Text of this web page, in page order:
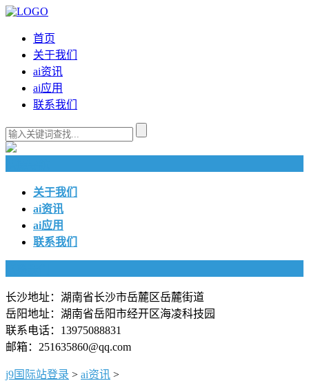
首页
关于我们
ai资讯
ai应用
联系我们
关于我们
ai资讯
ai应用
联系我们
长沙地址：湖南省长沙市岳麓区岳麓街道
岳阳地址：湖南省岳阳市经开区海凌科技园
联系电话：13975088831
邮箱：251635860@qq.com
j9国际站登录 > ai资讯 >